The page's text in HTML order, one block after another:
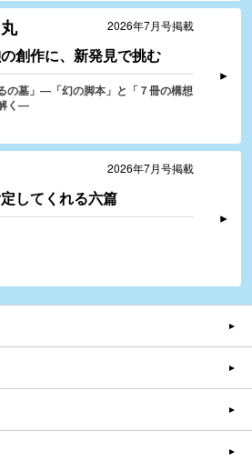
2026年7月号掲載
創作に、新発見で挑む
の墓」―「幻の脚本」と「７冊の構想
く―
2026年7月号掲載
してくれる六篇